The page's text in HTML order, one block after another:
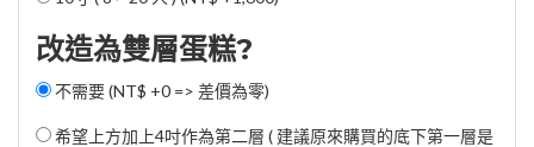
改造為雙層蛋糕?
不需要 (NT$ +0 => 差價為零)
希望上方加上4吋作為第二層 ( 建議原來購買的底下第一層是